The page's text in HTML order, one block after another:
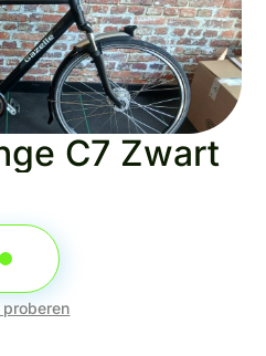
C7 Zwart